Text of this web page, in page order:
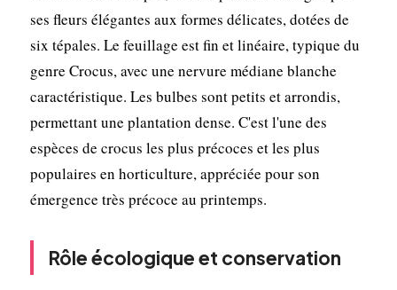
ses fleurs élégantes aux formes délicates, dotées de
six tépales. Le feuillage est fin et linéaire, typique du
genre Crocus, avec une nervure médiane blanche
caractéristique. Les bulbes sont petits et arrondis,
permettant une plantation dense. C'est l'une des
espèces de crocus les plus précoces et les plus
populaires en horticulture, appréciée pour son
émergence très précoce au printemps.
Rôle écologique et conservation